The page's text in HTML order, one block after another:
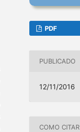
PDF
PUBLICADO
12/11/2016
COMO CITAR